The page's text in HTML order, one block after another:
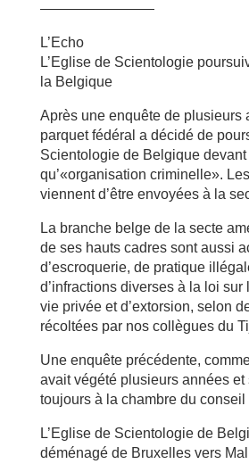
————————
L’Echo
L’Eglise de Scientologie
la Belgique
Après une enquête de plusieurs
parquet fédéral a décidé de
Scientologie de Belgique
qu’«organisation criminelle».
viennent d’être envoyées à la
La branche belge de la secte
de ses hauts cadres sont aussi
d’escroquerie, de pratique
d’infractions diverses à la loi sur
vie privée et d’extorsion, selon
récoltées par nos collègues du
Une enquête précédente,
avait végété plusieurs années et
toujours à la chambre du
L’Eglise de Scientologie de
déménagé de Bruxelles vers